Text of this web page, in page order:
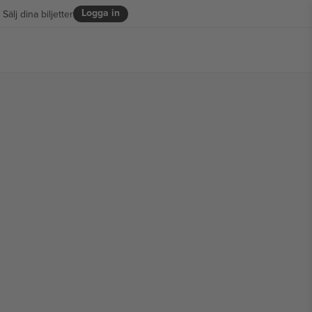
Logga in
Sälj dina biljetter